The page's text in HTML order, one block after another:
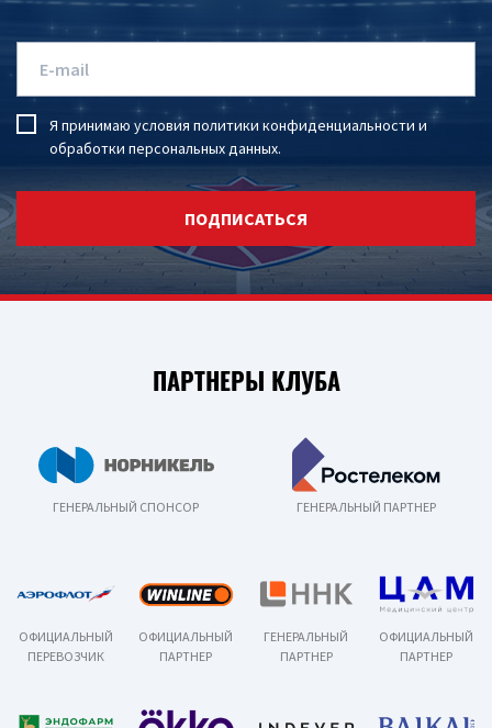
Я принимаю условия политики конфиденциальности и
обработки персональных данных.
ПОДПИСАТЬСЯ
ПАРТНЕРЫ КЛУБА
ГЕНЕРАЛЬНЫЙ СПОНСОР ГЕНЕРАЛЬНЫЙ ПАРТНЕР
ОФИЦИАЛЬНЫЙ
ПЕРЕВОЗЧИК
ОФИЦИАЛЬНЫЙ
ПАРТНЕР
ГЕНЕРАЛЬНЫЙ
ПАРТНЕР
ОФИЦИАЛЬНЫЙ
ПАРТНЕР